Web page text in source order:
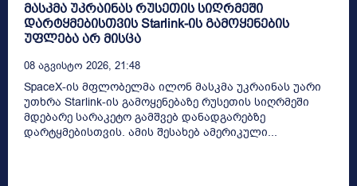
მასკმა უკრაინას რუსეთის სიღრმეში
დარტყმებისთვის Starlink-ის გამოყენების
უფლება არ მისცა
08 Აგვისტო 2026, 21:48
SpaceX-ის მფლობელმა ილონ მასკმა უკრაინას უარი
უთხრა Starlink-ის გამოყენებაზე რუსეთის სიღრმეში
მდებარე სარაკეტო გამშვებ დანადგარებზე
დარტყმებისთვის. ამის შესახებ ამერიკული...